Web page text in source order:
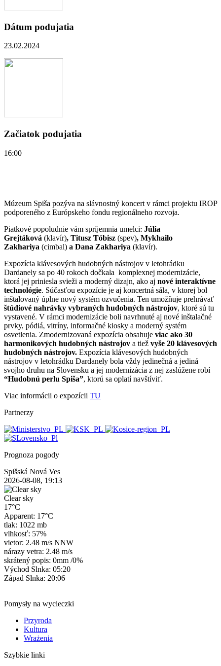
Dátum podujatia
23.02.2024
Začiatok podujatia
16:00
Múzeum Spiša pozýva na slávnostný koncert v rámci projektu IROP
podporeného z Európskeho fondu regionálneho rozvoja.
Piatkové popoludnie vám spríjemnia umelci: Júlia
Grejtáková (klavír), Titusz Tóbisz (spev), Mykhailo
Zakhariya (cimbal) a Dana Zakhariya (klavír).
Expozícia klávesových hudobných nástrojov v letohrádku
Dardanely sa po 40 rokoch dočkala komplexnej modernizácie,
ktorá jej priniesla svieži a moderný dizajn, ako aj nové interaktívne
technológie. Súčasťou expozície je aj koncertná sála, v ktorej bol
inštalovaný úplne nový systém ozvučenia. Ten umožňuje prehrávať
štúdiové nahrávky vybraných hudobných nástrojov, ktoré sú tu
vystavené. V rámci modernizácie boli navrhnuté aj nové inštalačné
prvky, pódiá, vitríny, informačné kiosky a moderný systém
osvetlenia. Zmodernizovaná expozícia obsahuje viac ako 30
harmonikových hudobných nástrojov a tiež vyše 20 klávesových
hudobných nástrojov. Expozícia klávesových hudobných
nástrojov v letohrádku Dardanely bola vždy jedinečná a jediná
svojho druhu na Slovensku a jej modernizácia z nej zaslúžene robí
“Hudobnú perlu Spiša”, ktorú sa oplatí navštíviť.
Viac informácii o expozícii TU
Partnerzy
Prognoza pogody
Spišská Nová Ves
2026-08-08, 19:13
Clear sky
17°C
Apparent: 17°C
tlak: 1022 mb
vlhkosť: 57%
vietor: 2.48 m/s NNW
nárazy vetra: 2.48 m/s
skrátený popis: 0mm /0%
Východ Slnka: 05:20
Západ Slnka: 20:06
Pomysły na wycieczki
Przyroda
Kultura
Wrażenia
Szybkie linki